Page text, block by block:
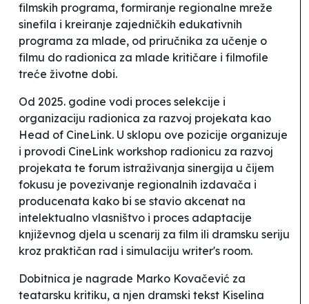
filmskih programa, formiranje regionalne mreže
sinefila i kreiranje zajedničkih edukativnih
programa za mlade, od priručnika za učenje o
filmu do radionica za mlade kritičare i filmofile
treće životne dobi.
Od 2025. godine vodi proces selekcije i
organizaciju radionica za razvoj projekata kao
Head of CineLink. U sklopu ove pozicije organizuje
i provodi CineLink workshop radionicu za razvoj
projekata te forum istraživanja sinergija u čijem
fokusu je povezivanje regionalnih izdavača i
producenata kako bi se stavio akcenat na
intelektualno vlasništvo i proces adaptacije
književnog djela u scenarij za film ili dramsku seriju
kroz praktičan rad i simulaciju writer's room.
Dobitnica je nagrade Marko Kovačević za
teatarsku kritiku, a njen dramski tekst Kiselina